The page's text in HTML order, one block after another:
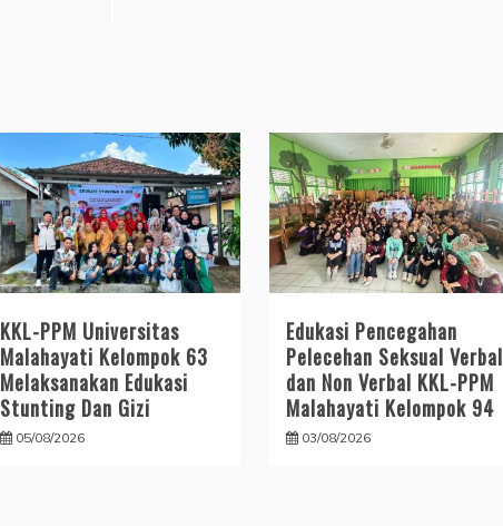
KKL-PPM Universitas
Malahayati Kelompok 63
Melaksanakan Edukasi
Stunting Dan Gizi
05/08/2026
Edukasi Pencegahan
Pelecehan Seksual Verbal
dan Non Verbal KKL-PPM
Malahayati Kelompok 94
03/08/2026